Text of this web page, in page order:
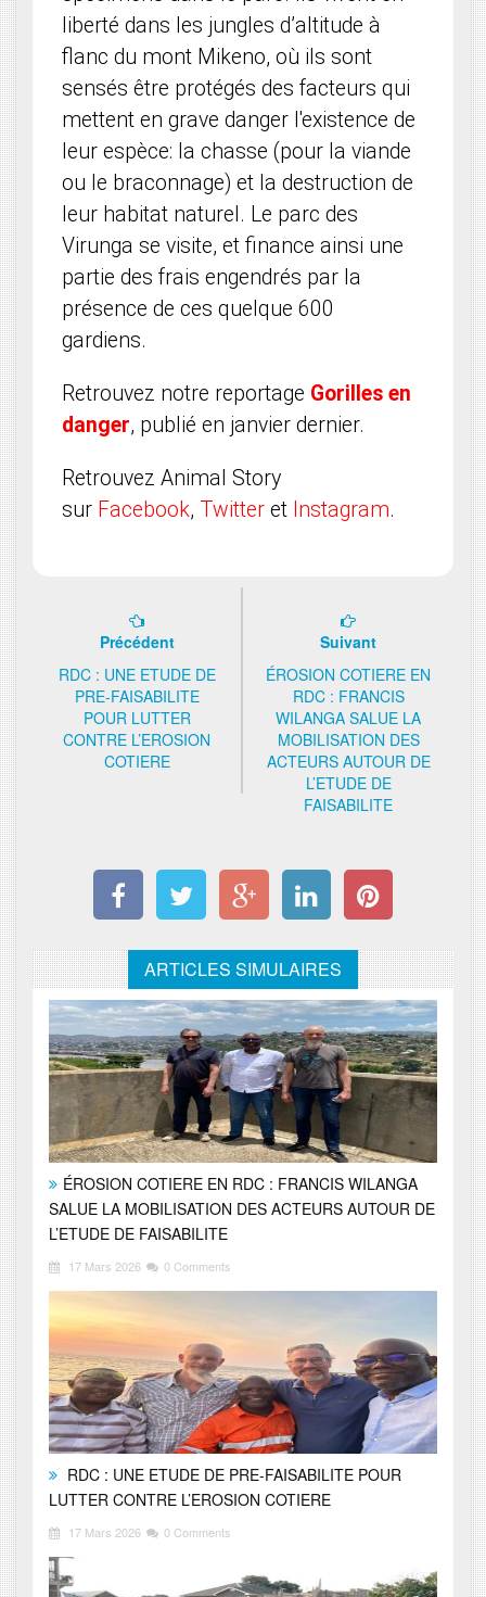
liberté dans les jungles d’altitude à
flanc du mont Mikeno, où ils sont
sensés être protégés des facteurs qui
mettent en grave danger l'existence de
leur espèce: la chasse (pour la viande
ou le braconnage) et la destruction de
leur habitat naturel. Le parc des
Virunga se visite, et finance ainsi une
partie des frais engendrés par la
présence de ces quelque 600
gardiens.
Retrouvez notre reportage Gorilles en
danger, publié en janvier dernier.
Retrouvez Animal Story
sur Facebook, Twitter et Instagram.
Précédent
RDC : UNE ETUDE DE
PRE-FAISABILITE
POUR LUTTER
CONTRE L’EROSION
COTIERE
Suivant
ÉROSION COTIERE EN
RDC : FRANCIS
WILANGA SALUE LA
MOBILISATION DES
ACTEURS AUTOUR DE
L’ETUDE DE
FAISABILITE
ARTICLES SIMULAIRES
ÉROSION COTIERE EN RDC : FRANCIS WILANGA
SALUE LA MOBILISATION DES ACTEURS AUTOUR DE
L’ETUDE DE FAISABILITE
17 Mars 2026 0 Comments
RDC : UNE ETUDE DE PRE-FAISABILITE POUR
LUTTER CONTRE L’EROSION COTIERE
17 Mars 2026 0 Comments